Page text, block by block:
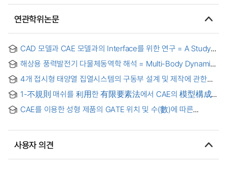
연관학위논문
CAD 모델과 CAE 모델과의 Interface를 위한 연구 = A Study
해상용 풍력발전기 다물체동역학 해석 = Multi-Body Dynamic
4개 접시형 태양열 집열시스템의 구동부 설계 및 제작에 관한
연구 = A study about 4-dish solar collector system driving
design & manufacture
1-不規則 매쉬를 利用한 有限要素法에서 CAE의 模型構成에
Aided Engineering by a 1-Irregular Mesh
CAE를 이용한 성형 제품의 GATE 위치 및 수(數)에 따른
사용자 의견